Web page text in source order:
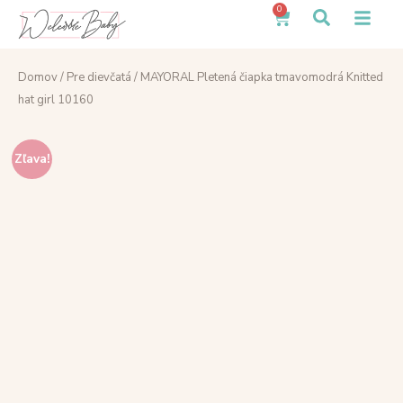
0
Domov/ Pre dievčatá / MAYORAL Pletená čiapka tmavomodrá Knitted
hat girl 10160
Zľava!